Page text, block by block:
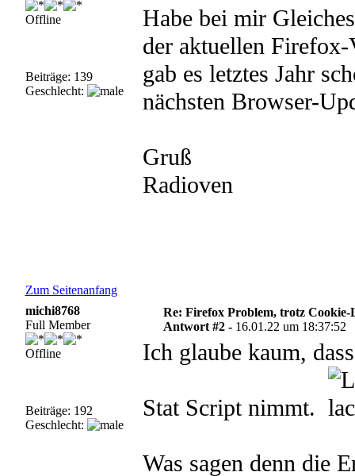
Offline
Beiträge: 139
Geschlecht:
Habe bei mir
der aktuellen
gab es letztes Jahr
nächsten Browser-
Gruß
Radioven
Zum Seitenanfang
michi8768
Full Member
Offline
Beiträge: 192
Geschlecht:
Re: Firefox Problem, trotz Cookie-
Antwort #2 - 16.01.22 um 18:37:52
Ich glaube kaum,
Stat Script nimmt.
Was sagen denn die